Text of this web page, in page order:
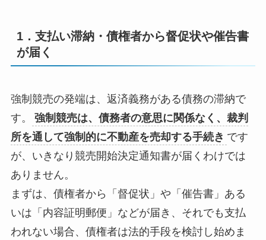
1．支払い滞納・債権者から督促状や催告書
が届く
強制競売の発端は、返済義務がある債務の滞納で
す。
強制競売は、債務者の意思に関係なく、裁判
所を通して強制的に不動産を売却する手続き です
が、いきなり競売開始決定通知書が届くわけでは
ありません。
まずは、債権者から「督促状」や「催告書」ある
いは「内容証明郵便」などが届き、それでも支払
われない場合、債権者は法的手段を検討し始めま